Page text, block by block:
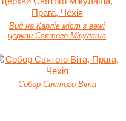
Вид на Карлів міст з вежі
церкви Святого Мікулаша
Собор Святого Віта